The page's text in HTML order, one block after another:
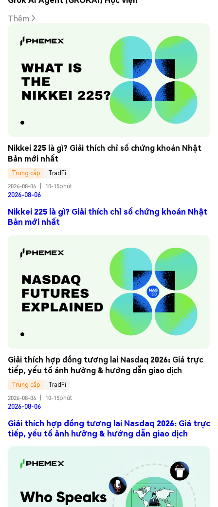
Thêm
Nikkei 225 là gì? Giải thích chỉ số chứng khoán Nhật
Bản mới nhất
Trung cấp
TradFi
2026-08-06
10-15phút
2026-08-06
Nikkei 225 là gì? Giải thích chỉ số chứng khoán Nhật
Bản mới nhất
Giải thích hợp đồng tương lai Nasdaq 2026: Giá trực
tiếp, yếu tố ảnh hưởng & hướng dẫn giao dịch
Trung cấp
TradFi
2026-08-06
10-15phút
2026-08-06
Giải thích hợp đồng tương lai Nasdaq 2026: Giá trực
tiếp, yếu tố ảnh hưởng & hướng dẫn giao dịch